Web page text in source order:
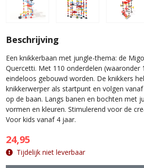
Beschrijving
Een knikkerbaan met jungle-thema: de
Quercetti. Met 110 onderdelen (waaronder
eindeloos gebouwd worden. De knikkers
knikkerwerper als startpunt en volgen
op de baan. Langs banen en bochten met
vormen en kleuren. Stimulerend voor de
Voor kids vanaf 4 jaar.
24,95
Tijdelijk niet leverbaar